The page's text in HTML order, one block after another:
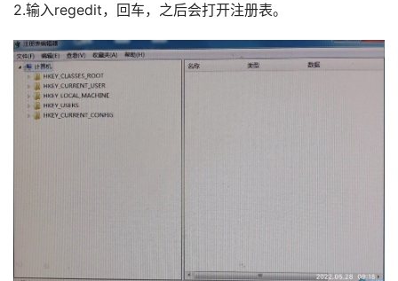
2.输入regedit，回车，之后会打开注册表。